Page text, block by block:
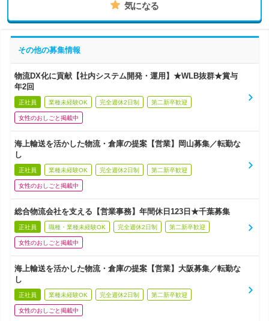
気になる
その他の募集情報
物流DX化に貢献【社内システム開発・運用】★WLB抜群★賞与
年2回
正社員 業種未経験OK 完全週休2日制 第二新卒歓迎
女性のおしごと掲載中
海上輸送を活かした物流・倉庫の提案【営業】岡山募集／転勤な
し
正社員 業種未経験OK 完全週休2日制 第二新卒歓迎
女性のおしごと掲載中
総合物流会社を支える【営業事務】年間休日123日★千葉募集
正社員 職種・業種未経験OK 完全週休2日制 第二新卒歓迎
女性のおしごと掲載中
海上輸送を活かした物流・倉庫の提案【営業】大阪募集／転勤な
し
正社員 業種未経験OK 完全週休2日制 第二新卒歓迎
女性のおしごと掲載中